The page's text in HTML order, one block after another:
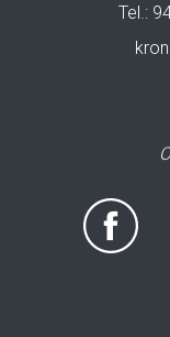
Tel.: